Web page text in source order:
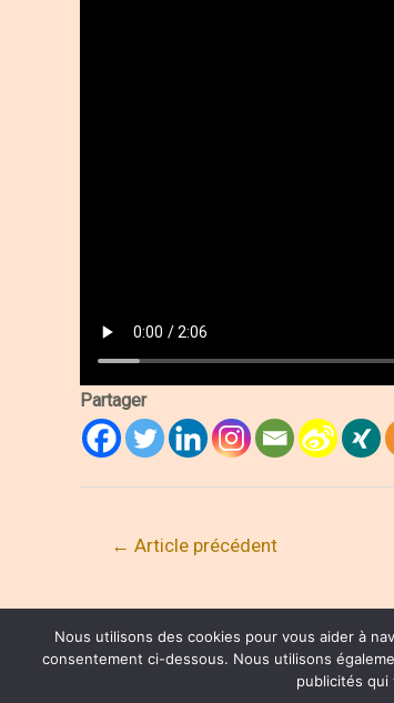
Partager
Navigation
← Article précédent
® HENRI JOLI PARTNERS
Nous utilisons des cookies pour vous aider à
consentement ci-dessous. Nous utilisons
publicités